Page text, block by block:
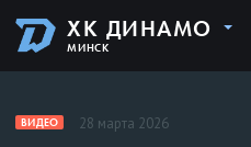
ХК ДИНАМО
МИНСК
ВИДЕО 28 марта 2026